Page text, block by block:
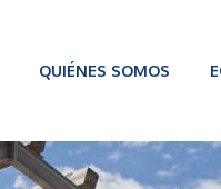
QUIÉNES SOMOS